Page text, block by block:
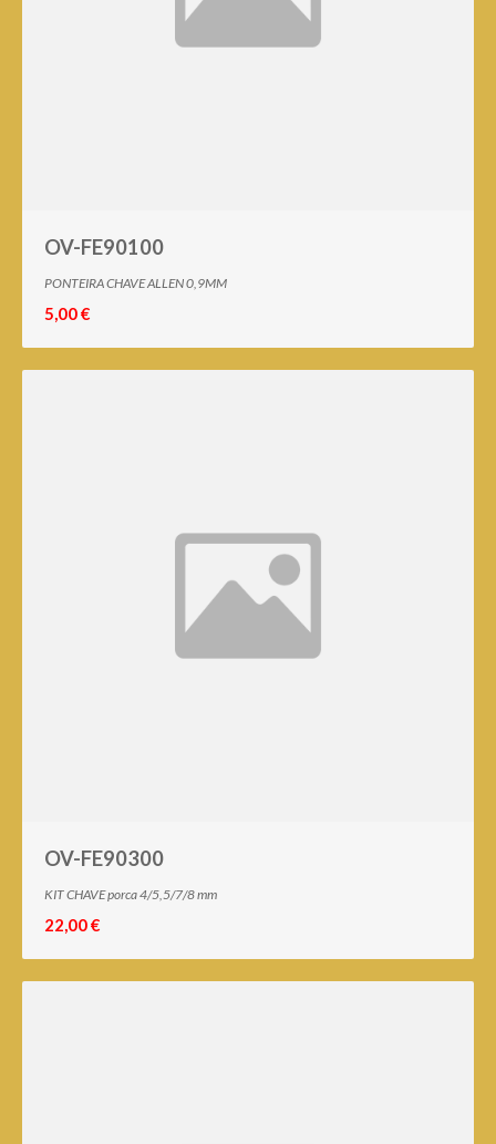
OV-FE90100
PONTEIRA CHAVE ALLEN 0,9MM
5,00 €
OV-FE90300
KIT CHAVE porca 4/5,5/7/8 mm
22,00 €